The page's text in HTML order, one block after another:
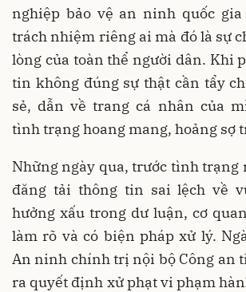
nghiệp bảo vệ an ninh quốc
trách nhiệm riêng ai mà đó là sự
lòng của toàn thể người dân. Khi
tin không đúng sự thật cần tẩy
sẻ, dẫn về trang cá nhân của
tình trạng hoang mang, hoảng sợ
Những ngày qua, trước tình trạng
đăng tải thông tin sai lệch về
hưởng xấu trong dư luận, cơ
làm rõ và có biện pháp xử lý.
An ninh chính trị nội bộ Công an
ra quyết định xử phạt vi phạm